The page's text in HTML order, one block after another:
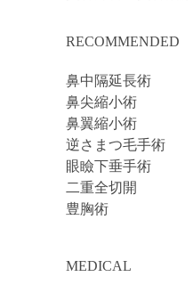
RECOMMENDED
鼻中隔延長術
鼻尖縮小術
鼻翼縮小術
逆さまつ毛手術
眼瞼下垂手術
二重全切開
豊胸術
MEDICAL